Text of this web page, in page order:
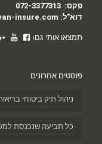
פקס: 072-3377313
דוא"ל: insure.com
תמצאו אותי גם:
פוסטים אחרונים
ניהול תיק ביטוחי
כל תביעה שנכנסת